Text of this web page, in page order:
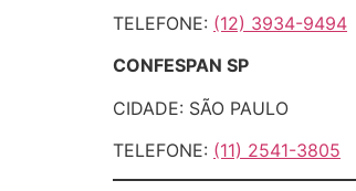
TELEFONE: (12) 3934-9494
CONFESPAN SP
CIDADE: SÃO PAULO
TELEFONE: (11) 2541-3805